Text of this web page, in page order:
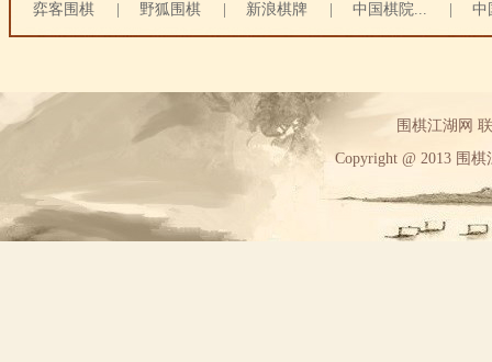
弈客围棋 野狐围棋 新浪棋牌 中国棋院... 中
围棋江湖网
Copyright @ 2013 围